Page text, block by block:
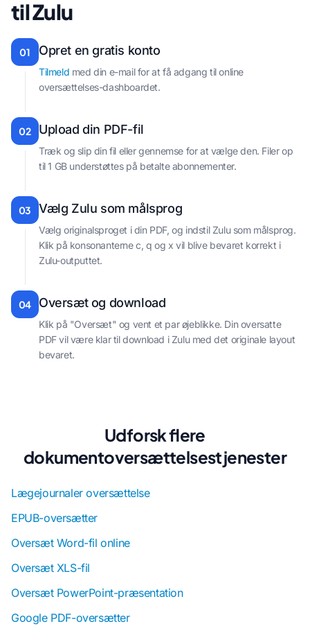
til Zulu
01 Opret en gratis konto
Tilmeld med din e-mail for at få adgang til online
oversættelses-dashboardet.
02 Upload din PDF-fil
Træk og slip din fil eller gennemse for at vælge den. Filer op
til 1 GB understøttes på betalte abonnementer.
03 Vælg Zulu som målsprog
Vælg originalsproget i din PDF, og indstil Zulu som målsprog.
Klik på konsonanterne c, q og x vil blive bevaret korrekt i
Zulu-outputtet.
04 Oversæt og download
Klik på "Oversæt" og vent et par øjeblikke. Din oversatte
PDF vil være klar til download i Zulu med det originale layout
bevaret.
Udforsk flere
dokumentoversættelsestjenester
Lægejournaler oversættelse
EPUB-oversætter
Oversæt Word-fil online
Oversæt XLS-fil
Oversæt PowerPoint-præsentation
Google PDF-oversætter